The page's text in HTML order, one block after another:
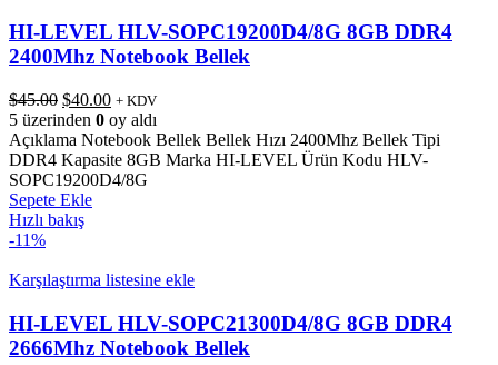
HI-LEVEL HLV-SOPC19200D4/8G 8GB DDR4
2400Mhz Notebook Bellek
$45.00 Orijinal
fiyat:
$45.00.
$40.00Şu
andaki
fiyat:
$40.00.
+ KDV
5 üzerinden 0 oy aldı
Açıklama Notebook Bellek Bellek Hızı 2400Mhz Bellek Tipi
DDR4 Kapasite 8GB Marka HI-LEVEL Ürün Kodu HLV-
SOPC19200D4/8G
Sepete Ekle
Hızlı bakış
-11%
Karşılaştırma listesine ekle
HI-LEVEL HLV-SOPC21300D4/8G 8GB DDR4
2666Mhz Notebook Bellek